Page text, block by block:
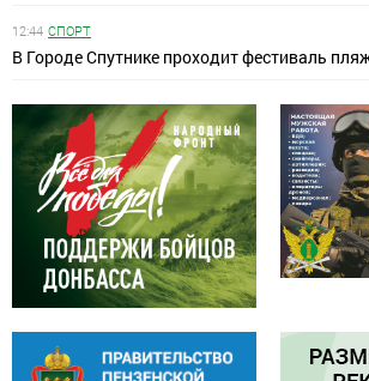
12:44 СПОРТ
В Городе Спутнике проходит фестиваль